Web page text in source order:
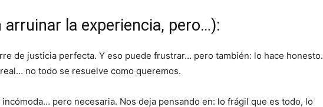
arruinar la experiencia, pero…):
de justicia perfecta. Y eso puede frustrar… pero también: lo hace honesto.
no todo se resuelve como queremos.
incómoda… pero necesaria. Nos deja pensando en: lo frágil que es todo, lo